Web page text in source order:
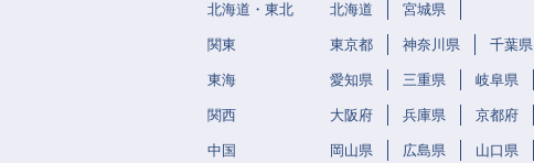
北海道・東北 北海道 宮城県
関東 東京都 神奈川県 千葉県
東海 愛知県 三重県 岐阜県
関西 大阪府 兵庫県 京都府
中国 岡山県 広島県 山口県